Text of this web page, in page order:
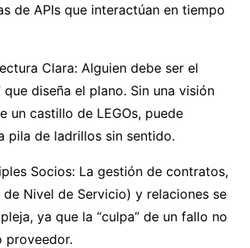
de APIs que interactúan en tiempo
Clara: Alguien debe ser el
que diseña el plano. Sin una visión
un castillo de LEGOs, puede
pila de ladrillos sin sentido.
Socios: La gestión de contratos,
de Nivel de Servicio) y relaciones se
ya que la “culpa” de un fallo no
proveedor.